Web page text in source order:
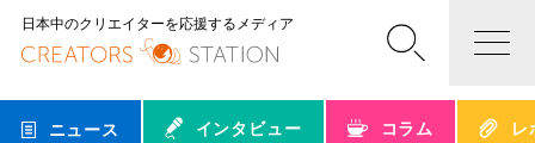
日本中のクリエイターを応援するメディア
ニュース インタビュー コラム レ